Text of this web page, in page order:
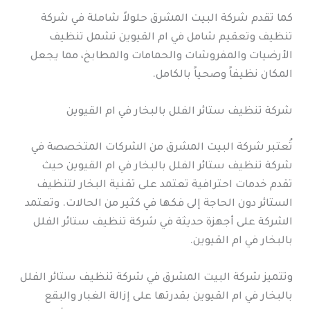
كما تقدم شركة البيت المشرق حلولاً شاملة في شركة
تنظيف وتعقيم شامل في ام القيوين تشمل تنظيف
الأرضيات والمفروشات والحمامات والمطابخ، مما يجعل
المكان نظيفاً وصحياً بالكامل.
شركة تنظيف ستائر الفلل بالبخار في ام القيوين
تُعتبر شركة البيت المشرق من الشركات المتخصصة في
شركة تنظيف ستائر الفلل بالبخار في ام القيوين حيث
تقدم خدمات احترافية تعتمد على تقنية البخار لتنظيف
الستائر دون الحاجة إلى فكها في كثير من الحالات. وتعتمد
الشركة على أجهزة حديثة في شركة تنظيف ستائر الفلل
بالبخار في ام القيوين.
وتتميز شركة البيت المشرق في شركة تنظيف ستائر الفلل
بالبخار في ام القيوين بقدرتها على إزالة الغبار والبقع